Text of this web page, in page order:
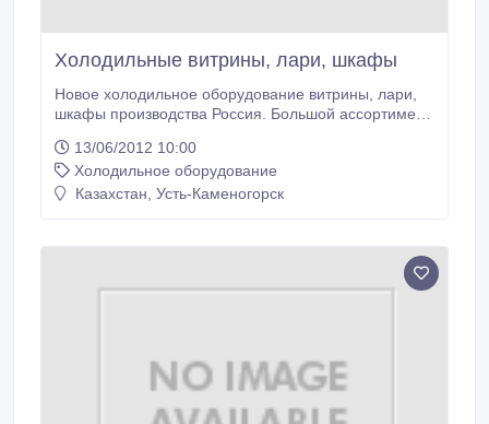
Холодильные витрины, лари, шкафы
Новое холодильное оборудование витрины, лари,
шкафы производства Россия. Большой ассортимент
автоматическая размораживание, современный
дизайн. Абсолютно новые в упаковке. Гарантия. Мы
находимся по адресу улица Революционная 10..
13/06/2012 10:00
Холодильное оборудование
Казахстан, Усть-Каменогорск